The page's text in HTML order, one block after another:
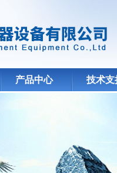
产品中心 技术支